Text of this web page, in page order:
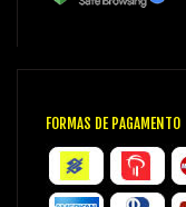
FORMAS DE PAGAMENTO